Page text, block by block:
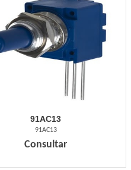
91AC13
91AC13
Consultar